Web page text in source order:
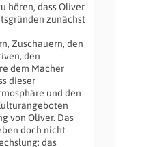
hören, dass Oliver
zunächst
Zuschauern, den
den
dem Macher
dieser
und den
von Oliver. Das
doch nicht
das